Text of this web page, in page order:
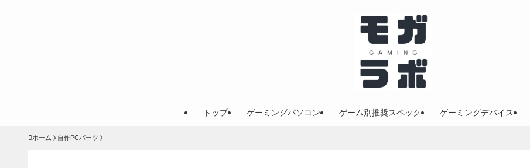
トップ ゲーミングパソコン ゲーム別推奨スペック ゲーミングデバイス
ホーム 自作PCパーツ